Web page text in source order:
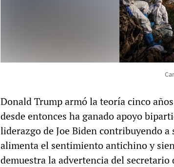
Donald Trump armó la teoría cinco
desde entonces ha ganado apoyo
liderazgo de Joe Biden contribuyendo a
alimenta el sentimiento antichino y
demuestra la advertencia del secretario